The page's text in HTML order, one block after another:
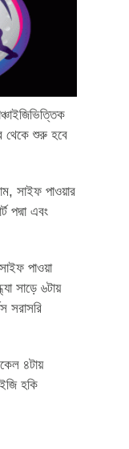
থেকে শুরু হবে
সাইফ পাওয়ার
পদ্মা এবং
পাওয়া
সাড়ে ৬টায়
সরাসরি
৪টায়
হকি